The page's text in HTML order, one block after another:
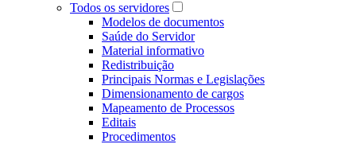
Todos os servidores
Modelos de documentos
Saúde do Servidor
Material informativo
Redistribuição
Principais Normas e Legislações
Dimensionamento de cargos
Mapeamento de Processos
Editais
Procedimentos